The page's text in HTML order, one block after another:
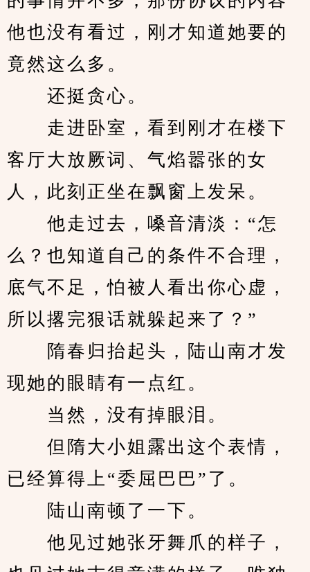
他也没有看过，刚才知道她要的
竟然这么多。
还挺贪心。
走进卧室，看到刚才在楼下
客厅大放厥词、气焰嚣张的女
人，此刻正坐在飘窗上发呆。
他走过去，嗓音清淡：“怎
么？也知道自己的条件不合理，
底气不足，怕被人看出你心虚，
所以撂完狠话就躲起来了？”
隋春归抬起头，陆山南才发
现她的眼睛有一点红。
当然，没有掉眼泪。
但隋大小姐露出这个表情，
已经算得上“委屈巴巴”了。
陆山南顿了一下。
他见过她张牙舞爪的样子，